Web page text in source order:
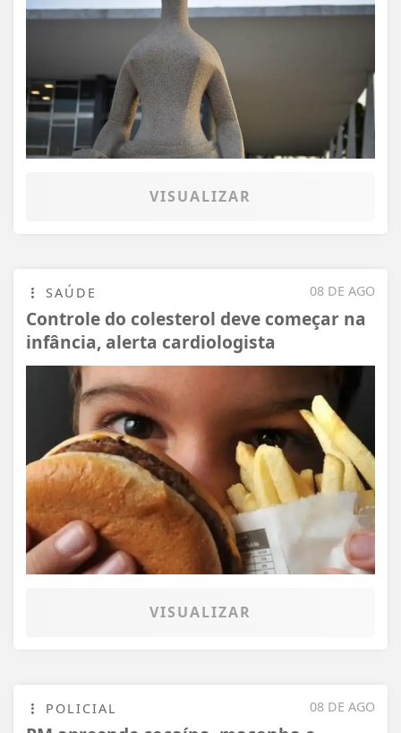
VISUALIZAR
08 DE AGO
SAÚDE
Controle do colesterol deve começar na
infância, alerta cardiologista
VISUALIZAR
08 DE AGO
POLICIAL